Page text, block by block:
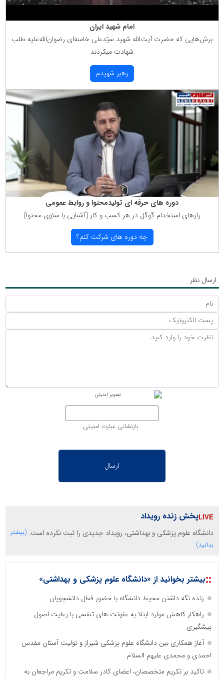
امام شهید ایران
برش‌هایی كه حضرت آیت‌الله شهید سیّدعلی خامنه‌ای رضوان‌الله‌علیه طلب
شهادت میكردند
رهبر شهیدم
دوره های حرفه ای تولیدمحتوا و روابط عمومی
رازهای استخدام گوگل در هر كسب و كار (آشنایی با سئوی محتوا)
چه دوره های شركت كنم؟
ارسال نظر
بازنشانی عبارت امنیتی
پخش زنده رویداد
دانشگاه علوم پزشکی و بهداشتی، رویداد جدیدی را ثبت نکرده است. (بیشتر
بدانید)
::بیشتر بخوانید از «دانشگاه علوم پزشکی و بهداشتی»
زنده نگه داشتن محیط دانشگاه با حضور فعال دانشجویان
راهکار کاهش موارد ابتلا به عفونت های تنفسی با رعایت اصول
پیشگیری
آغاز همکاری بین دانشگاه علوم پزشکی شیراز و تولیت آستان مقدس
احمدی و محمدی علیهم السلام
تاکید بر تکریم متخصصان، اعضای کادر سلامت و تکریم مراجعان به